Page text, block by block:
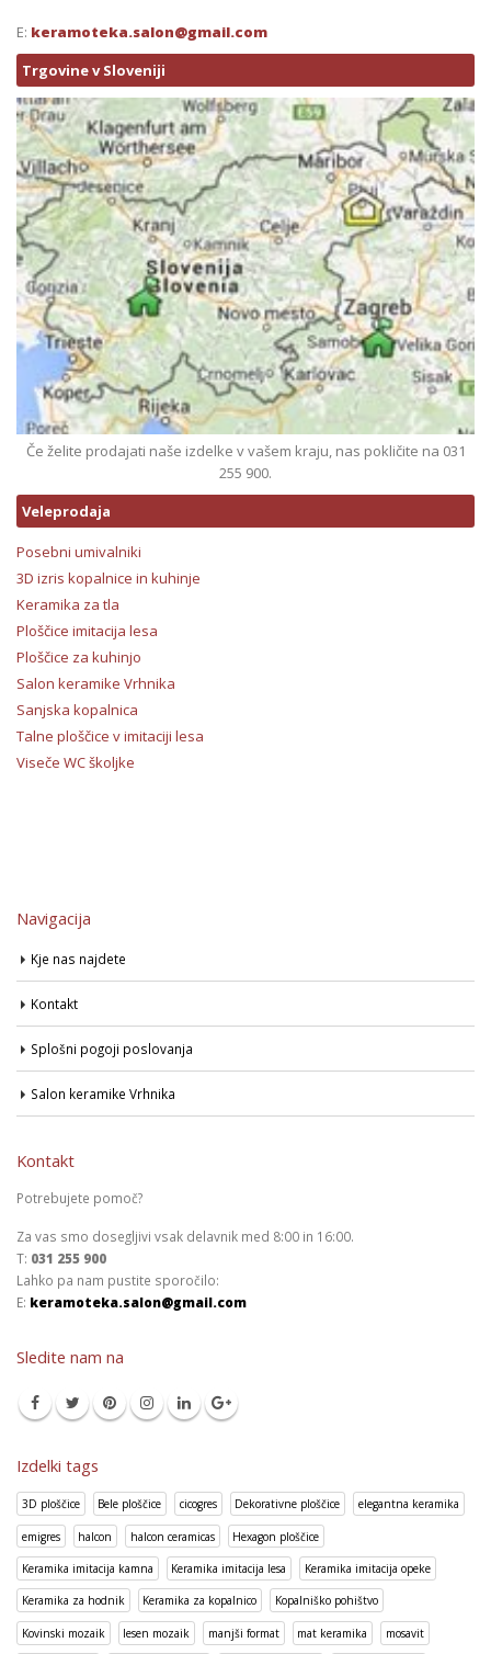
E: keramoteka.salon@gmail.com
Trgovine v Sloveniji
Če želite prodajati naše izdelke v vašem kraju, nas pokličite na 031
255 900.
Veleprodaja
Posebni umivalniki
3D izris kopalnice in kuhinje
Keramika za tla
Ploščice imitacija lesa
Ploščice za kuhinjo
Salon keramike Vrhnika
Sanjska kopalnica
Talne ploščice v imitaciji lesa
Viseče WC školjke
Navigacija
Kje nas najdete
Kontakt
Splošni pogoji poslovanja
Salon keramike Vrhnika
Kontakt
Potrebujete pomoč?
Za vas smo dosegljivi vsak delavnik med 8:00 in 16:00.
T: 031 255 900
Lahko pa nam pustite sporočilo:
E: keramoteka.salon@gmail.com
Sledite nam na
Izdelki tags
3D ploščice Bele ploščice cicogres Dekorativne ploščice elegantna keramika
emigres halcon halcon ceramicas Hexagon ploščice
Keramika imitacija kamna Keramika imitacija lesa Keramika imitacija opeke
Keramika za hodnik Keramika za kopalnico Kopalniško pohištvo
Kovinski mozaik lesen mozaik manjši format mat keramika mosavit